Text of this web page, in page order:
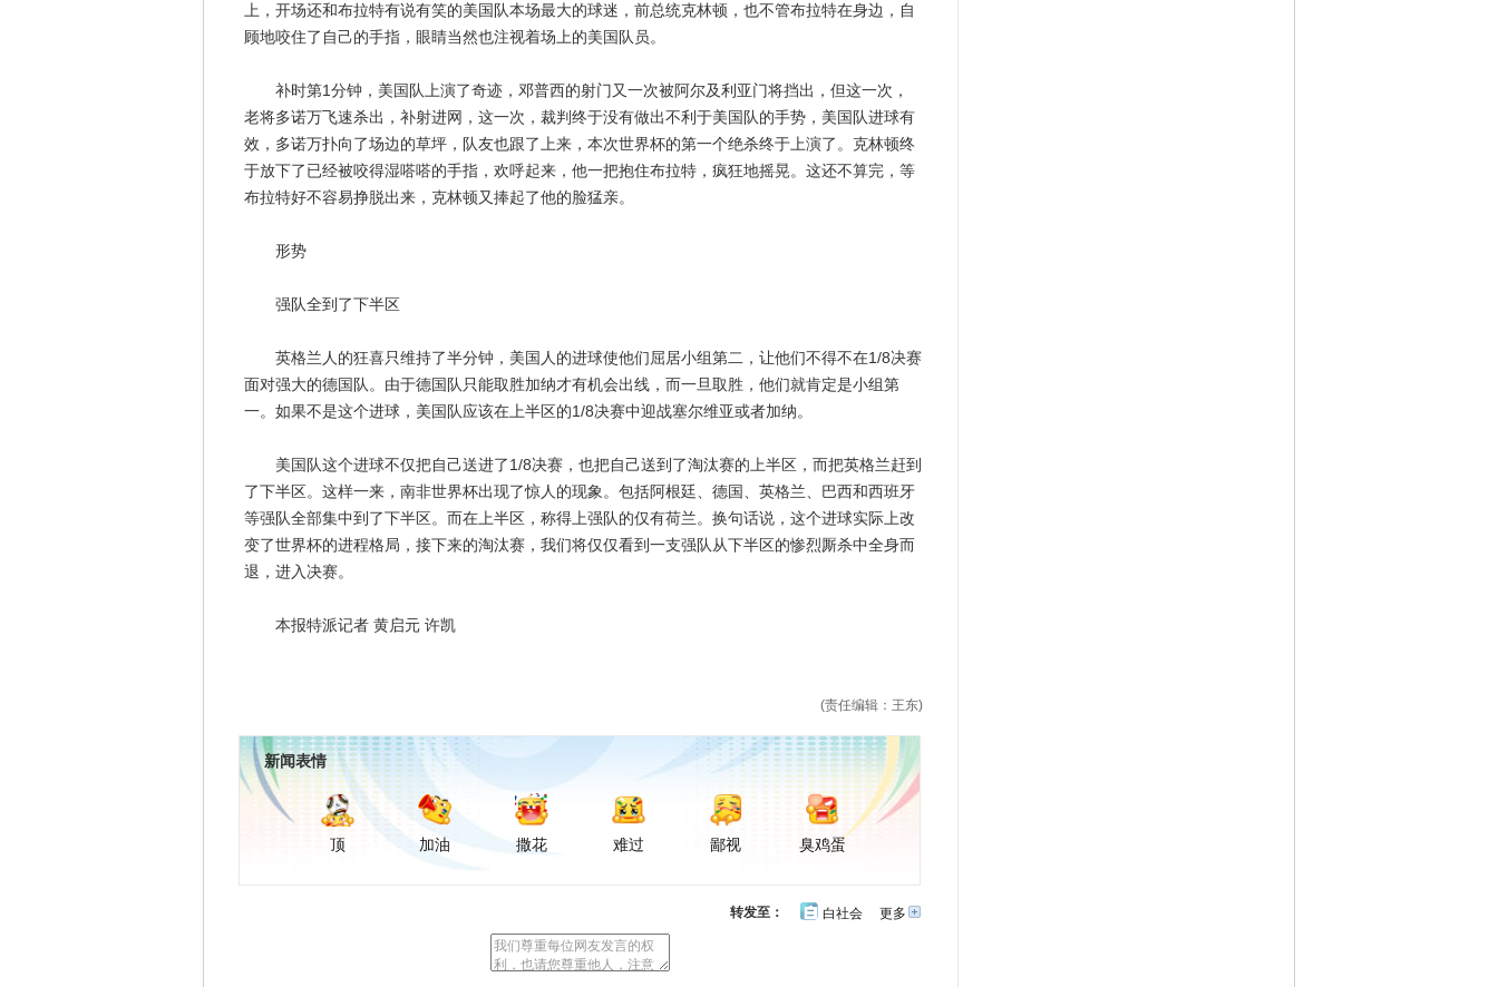
上，开场还和布拉特有说有笑的美国队本场最大的球迷，前总统克林顿，也不管布拉特在身边，自
顾地咬住了自己的手指，眼睛当然也注视着场上的美国队员。
补时第1分钟，美国队上演了奇迹，邓普西的射门又一次被阿尔及利亚门将挡出，但这一次，
老将多诺万飞速杀出，补射进网，这一次，裁判终于没有做出不利于美国队的手势，美国队进球有
效，多诺万扑向了场边的草坪，队友也跟了上来，本次世界杯的第一个绝杀终于上演了。克林顿终
于放下了已经被咬得湿嗒嗒的手指，欢呼起来，他一把抱住布拉特，疯狂地摇晃。这还不算完，等
布拉特好不容易挣脱出来，克林顿又捧起了他的脸猛亲。
形势
强队全到了下半区
英格兰人的狂喜只维持了半分钟，美国人的进球使他们屈居小组第二，让他们不得不在1/8决赛
面对强大的德国队。由于德国队只能取胜加纳才有机会出线，而一旦取胜，他们就肯定是小组第
一。如果不是这个进球，美国队应该在上半区的1/8决赛中迎战塞尔维亚或者加纳。
美国队这个进球不仅把自己送进了1/8决赛，也把自己送到了淘汰赛的上半区，而把英格兰赶到
了下半区。这样一来，南非世界杯出现了惊人的现象。包括阿根廷、德国、英格兰、巴西和西班牙
等强队全部集中到了下半区。而在上半区，称得上强队的仅有荷兰。换句话说，这个进球实际上改
变了世界杯的进程格局，接下来的淘汰赛，我们将仅仅看到一支强队从下半区的惨烈厮杀中全身而
退，进入决赛。
本报特派记者 黄启元 许凯
(责任编辑：王东)
新闻表情
顶 加油 撒花 难过 鄙视 臭鸡蛋
更多开
转发至： 白社会